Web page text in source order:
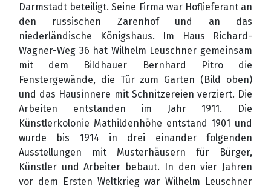
Darmstadt beteiligt. Seine Firma war Hoflieferant an
den russischen Zarenhof und an das
niederländische Königshaus. Im Haus Richard-
Wagner-Weg 36 hat Wilhelm Leuschner gemeinsam
mit dem Bildhauer Bernhard Pitro die
Fenstergewände, die Tür zum Garten (Bild oben)
und das Hausinnere mit Schnitzereien verziert. Die
Arbeiten entstanden im Jahr 1911. Die
Künstlerkolonie Mathildenhöhe entstand 1901 und
wurde bis 1914 in drei einander folgenden
Ausstellungen mit Musterhäusern für Bürger,
Künstler und Arbeiter bebaut. In den vier Jahren
vor dem Ersten Weltkrieg war Wilhelm Leuschner